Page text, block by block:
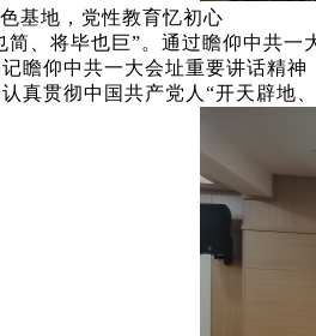
基地，党性教育忆初心
简、将毕也巨”。通过瞻仰中共
瞻仰中共一大会址重要讲话精
真贯彻中国共产党人“开天辟地